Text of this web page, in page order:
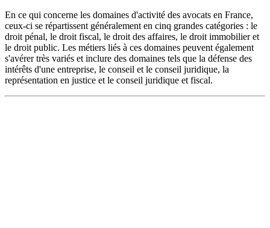
En ce qui concerne les domaines d'activité des avocats en France,
ceux-ci se répartissent généralement en cinq grandes catégories : le
droit pénal, le droit fiscal, le droit des affaires, le droit immobilier et
le droit public. Les métiers liés à ces domaines peuvent également
s'avérer très variés et inclure des domaines tels que la défense des
intérêts d'une entreprise, le conseil et le conseil juridique, la
représentation en justice et le conseil juridique et fiscal.